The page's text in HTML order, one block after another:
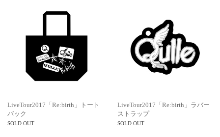
LiveTour2017「Re:birth」トート
バック
SOLD OUT
LiveTour2017「Re:birth」ラバー
ストラップ
SOLD OUT